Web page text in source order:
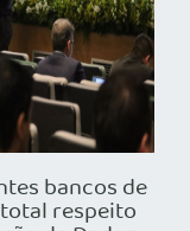
bancos de
respeito